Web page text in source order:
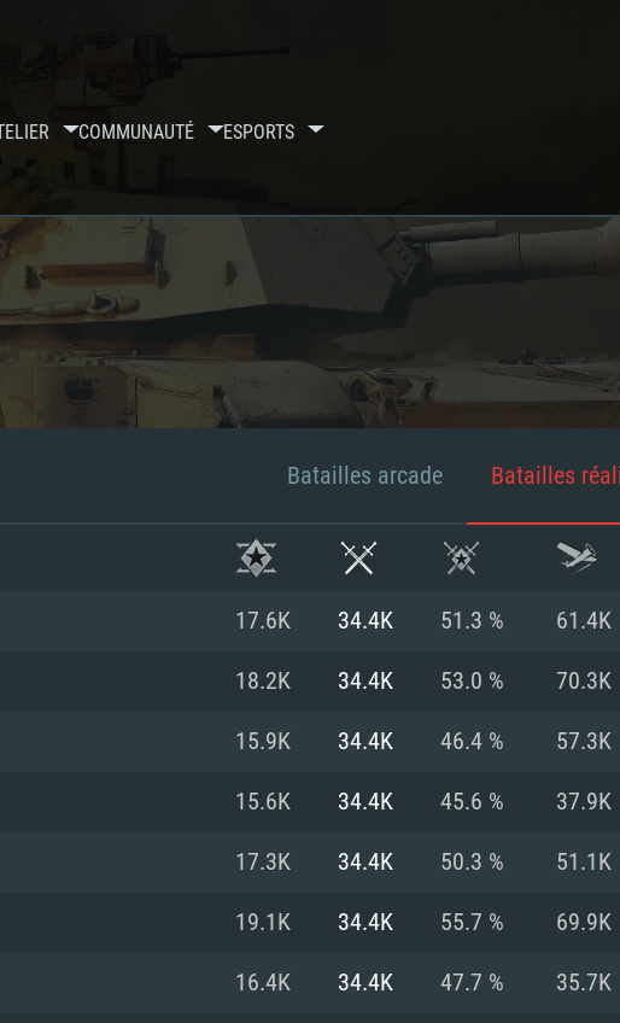
COMMUNAUTÉ ESPORTS
SYSTÈME
Batailles arcade Batailles
17.6K 34.4K 51.3 % 61.4K
18.2K 34.4K 53.0 % 70.3K
15.9K 34.4K 46.4 % 57.3K
15.6K 34.4K 45.6 % 37.9K
17.3K 34.4K 50.3 % 51.1K
19.1K 34.4K 55.7 % 69.9K
16.4K 34.4K 47.7 % 35.7K